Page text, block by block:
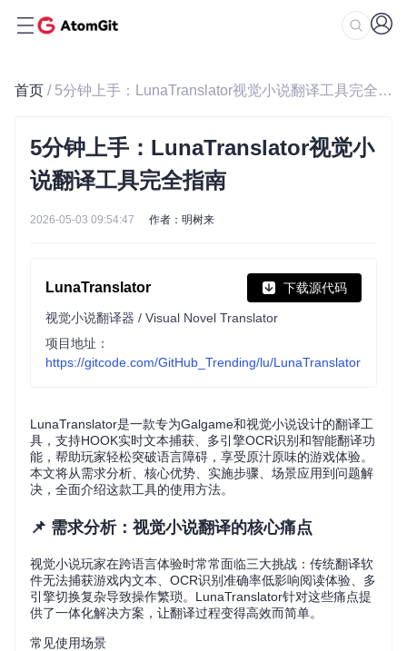
首页 / 5分钟上手：LunaTranslator视觉小说翻译工具完全指南
5分钟上手：LunaTranslator视觉小
说翻译工具完全指南
2026-05-03 09:54:47 作者：明树来
LunaTranslator 下载源代码
视觉小说翻译器 / Visual Novel Translator
项目地址：
https://gitcode.com/GitHub_Trending/lu/LunaTranslator
LunaTranslator是一款专为Galgame和视觉小说设计的翻译工
具，支持HOOK实时文本捕获、多引擎OCR识别和智能翻译功
能，帮助玩家轻松突破语言障碍，享受原汁原味的游戏体验。
本文将从需求分析、核心优势、实施步骤、场景应用到问题解
决，全面介绍这款工具的使用方法。
📌 需求分析：视觉小说翻译的核心痛点
视觉小说玩家在跨语言体验时常常面临三大挑战：传统翻译软
件无法捕获游戏内文本、OCR识别准确率低影响阅读体验、多
引擎切换复杂导致操作繁琐。LunaTranslator针对这些痛点提
供了一体化解决方案，让翻译过程变得高效而简单。
常见使用场景